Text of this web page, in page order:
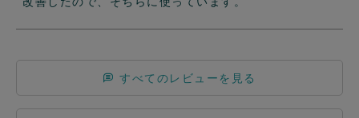
すべてのレビューを見る